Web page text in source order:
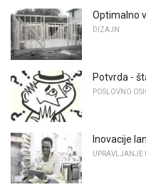
Optimalno
DIZAJN
Potvrda -
POSLOVNO
Inovacije